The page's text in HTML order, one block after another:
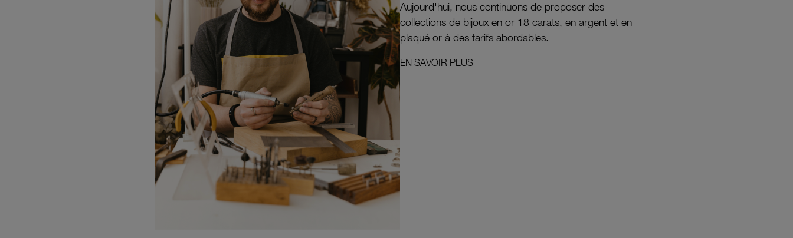
Aujourd'hui, nous continuons de proposer des
collections de bijoux en or 18 carats, en argent et en
plaqué or à des tarifs abordables.
EN SAVOIR PLUS